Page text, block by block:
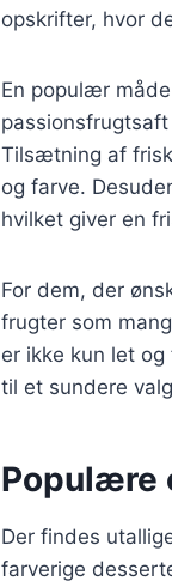
opskrifter, hvor
En populær
Tilsætning af
og farve.
hvilket giver en
For dem, der
frugter som
er ikke kun let
til et sundere
Populære
Der findes
farverige